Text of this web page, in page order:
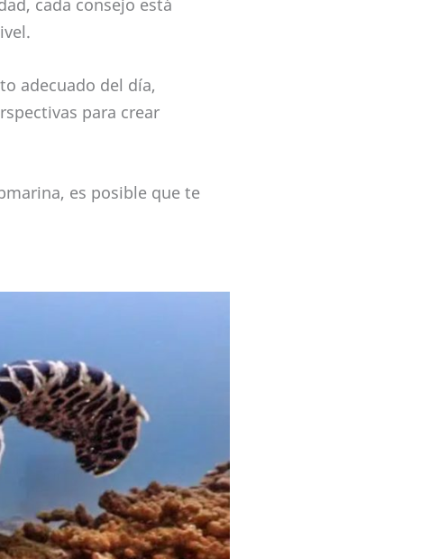
cada consejo está
adecuado del día,
para crear
es posible que te